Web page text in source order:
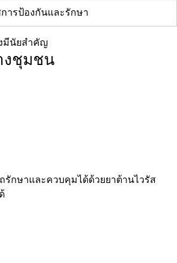
ารป้องกันและรักษา
มีนัยสำคัญ
งชุมชน
รักษาและควบคุมได้ด้วยยาต้านไวรัส